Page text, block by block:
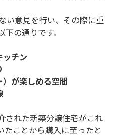
い意見を行い、その際に重
の通りです。
ッチン
が楽しめる空間
された新築分譲住宅がこれ
たことから購入に至ったと